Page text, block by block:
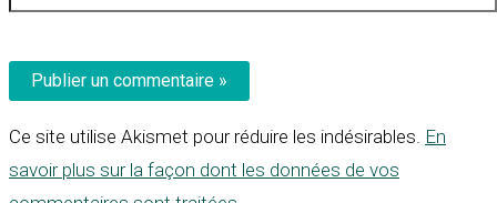
Ce site utilise Akismet pour réduire les indésirables. En
savoir plus sur la façon dont les données de vos